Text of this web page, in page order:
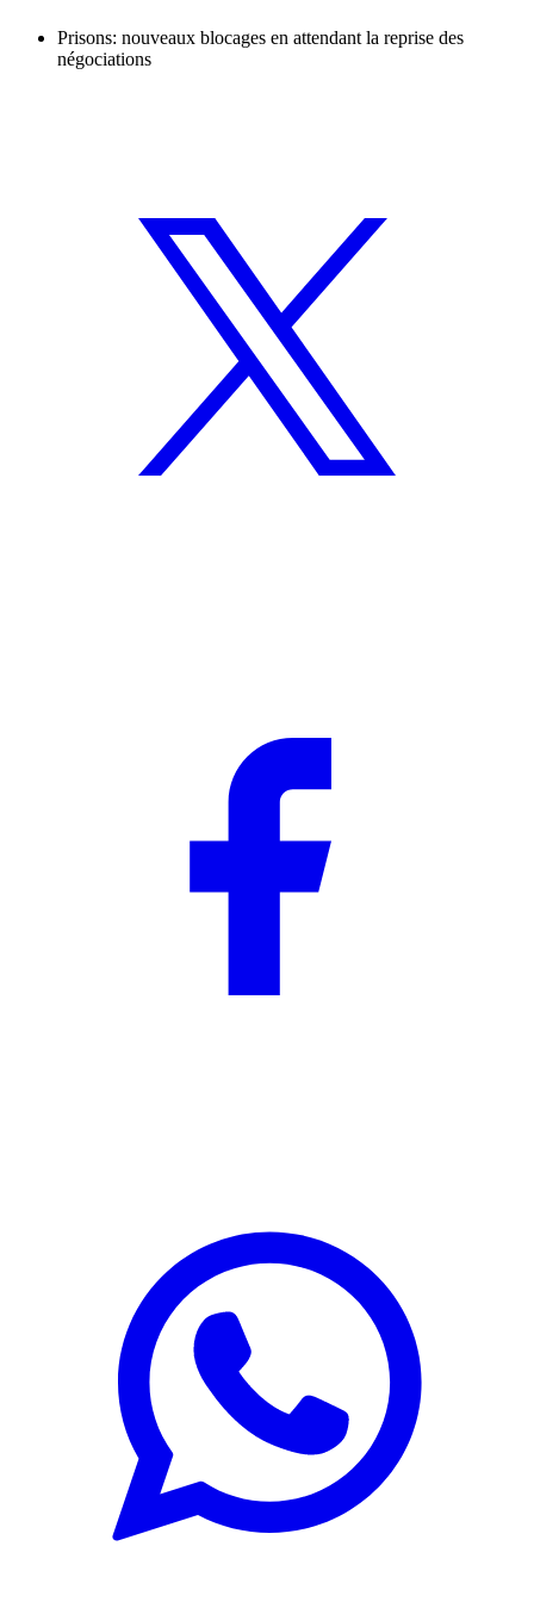
Prisons: nouveaux blocages en attendant la reprise des
négociations